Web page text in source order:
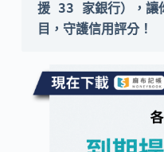
援 33 家銀行），讓
目，守護信用評分！